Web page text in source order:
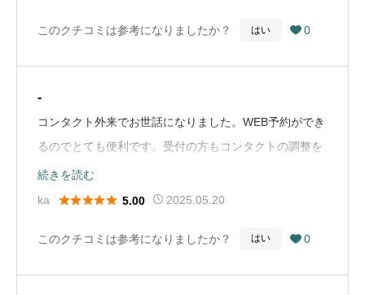
このクチコミは参考になりましたか？ はい  0
-
コンタクト外来でお世話になりました。WEB予約ができ
るのでとても便利です。受付の方もコンタクトの調整を
してくださる方も先生も皆さんとても丁寧な対応で感動
しました。コンタクトの度数を時間をかけてきちんと調
ることができました。こんなに丁寧に色々調べてくれた
続きを読む
ka
 5.00 2025.05.20
このクチコミは参考になりましたか？ はい  0